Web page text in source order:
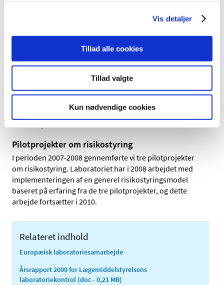
Vis detaljer
Tillad alle cookies
Tillad valgte
Kun nødvendige cookies
Vi bibeholdt fokus på ulovlige produkter og
forfalskninger i 2009. Vi analyserede i alt 52 prøver og
screenede dem for indholdsstoffer med
potensfremmende og vægtreducerende stoffer.
Arbejde med metoderelaterede aktiviteter
Vi arbejder blandt andet med udvikling af flowcytometri-
baseret test til bestemmelse af frysetørret BCG-vaccine,
påvisning af fremmede agenser i vacciner til dyr ved
hjælp af real-time PCR samt med lægemidler til somatisk
Pilotprojekter om risikostyring
I perioden 2007-2008 gennemførte vi tre pilotprojekter
om risikostyring. Laboratoriet har i 2008 arbejdet med
implementeringen af en generel risikostyringsmodel
baseret på erfaring fra de tre pilotprojekter, og dette
arbejde fortsætter i 2010.
Relateret indhold
Europæisk laboratoriesamarbejde
Årsrapport 2009 for Lægemiddelstyrelsens
laboratoriekontrol (doc - 0,21 MB)